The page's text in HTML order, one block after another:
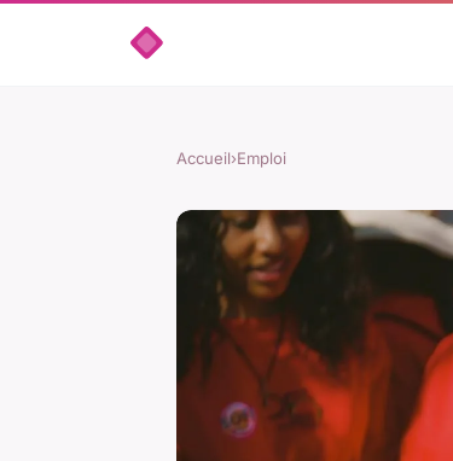
Accueil›Emploi